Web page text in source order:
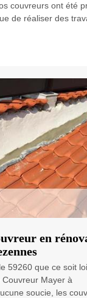
couvreurs ont été
de réaliser des
en
59260 que ce soit
Couvreur Mayer à
soucie, les